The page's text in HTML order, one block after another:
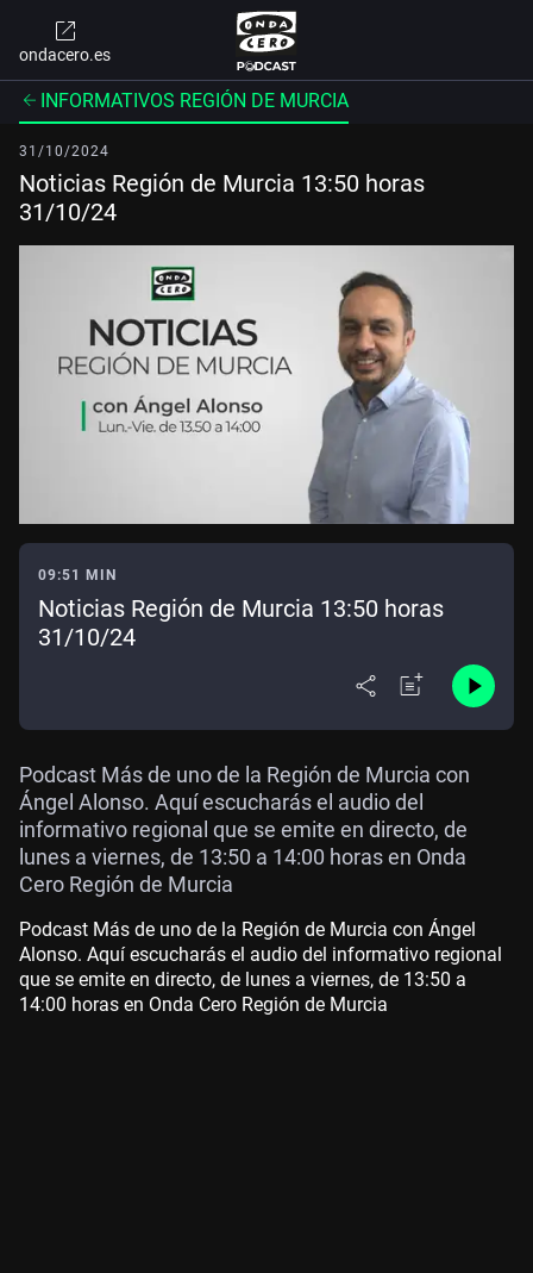
ondacero.es
INFORMATIVOS REGIÓN DE MURCIA
31/10/2024
Noticias Región de Murcia 13:50 horas
31/10/24
09:51 MIN
Noticias Región de Murcia 13:50 horas
31/10/24
Podcast Más de uno de la Región de Murcia con
Ángel Alonso. Aquí escucharás el audio del
informativo regional que se emite en directo, de
lunes a viernes, de 13:50 a 14:00 horas en Onda
Cero Región de Murcia
Podcast Más de uno de la Región de Murcia con Ángel
Alonso. Aquí escucharás el audio del informativo regional
que se emite en directo, de lunes a viernes, de 13:50 a
14:00 horas en Onda Cero Región de Murcia